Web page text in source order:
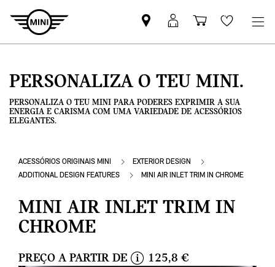
Pesquisar
parceiro
Iniciar
sessão
Carrinho
de
Wishlist
PERSONALIZA O TEU MINI.
PERSONALIZA O TEU MINI PARA PODERES EXPRIMIR A SUA
ENERGIA E CARISMA COM UMA VARIEDADE DE ACESSÓRIOS
ELEGANTES.
ACESSÓRIOS ORIGINAIS MINI
EXTERIOR DESIGN
ADDITIONAL DESIGN FEATURES
MINI AIR INLET TRIM IN CHROME
MINI AIR INLET TRIM IN
CHROME
PREÇO A PARTIR DE 125,8 €